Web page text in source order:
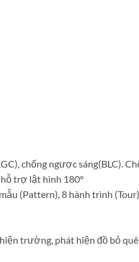
chống ngược sáng(BLC).
hỗ trợ lật hình 180°
(Pattern), 8 hành trình
trường, phát hiện đồ bỏ